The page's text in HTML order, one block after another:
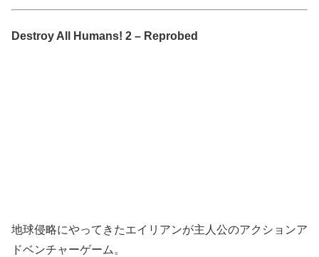
Destroy All Humans! 2 – Reprobed
地球侵略にやってきたエイリアンが主人公のアクションア
ドベンチャーゲーム。